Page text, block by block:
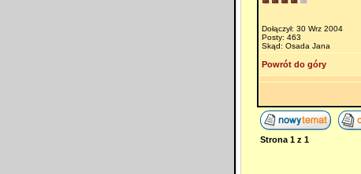
Dołączył: 30 Wrz 2004
Posty: 463
Skąd: Osada Jana
Powrót do góry
Strona 1z 1